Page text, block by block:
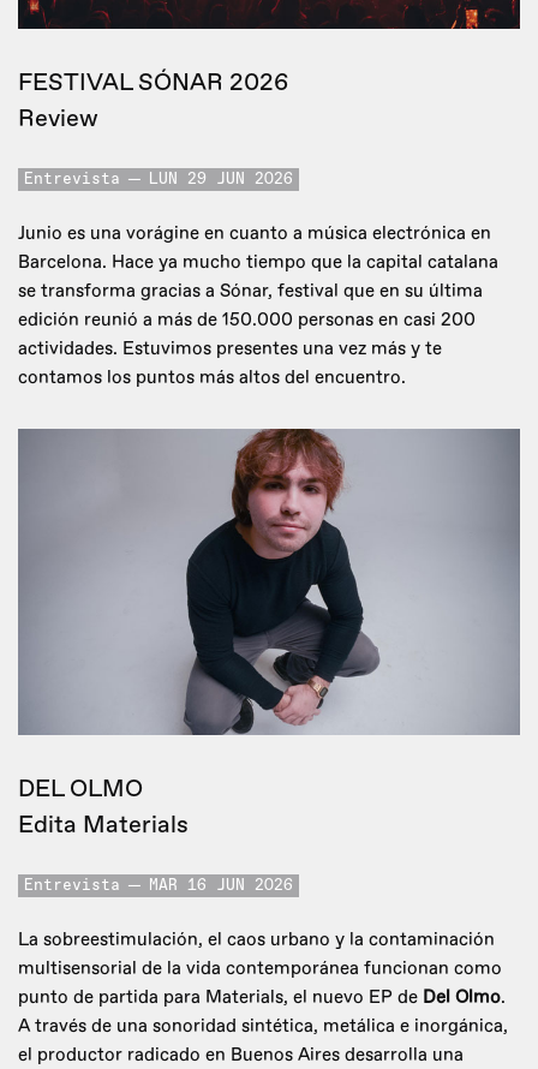
FESTIVAL SÓNAR 2026
Review
Entrevista LUN 29 JUN 2026
Junio es una vorágine en cuanto a música electrónica en
Barcelona. Hace ya mucho tiempo que la capital catalana
se transforma gracias a Sónar, festival que en su última
edición reunió a más de 150.000 personas en casi 200
actividades. Estuvimos presentes una vez más y te
contamos los puntos más altos del encuentro.
DEL OLMO
Edita Materials
Entrevista MAR 16 JUN 2026
La sobreestimulación, el caos urbano y la contaminación
multisensorial de la vida contemporánea funcionan como
punto de partida para Materials, el nuevo EP de Del Olmo.
A través de una sonoridad sintética, metálica e inorgánica,
el productor radicado en Buenos Aires desarrolla una